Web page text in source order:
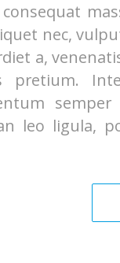
nec,
a,
pretium.
leo ligula,